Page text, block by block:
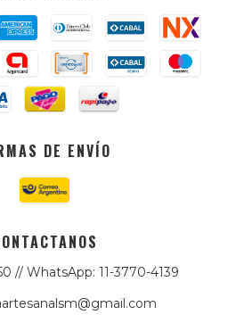
DE ENVÍO
// WhatsApp: 11-3770-4139